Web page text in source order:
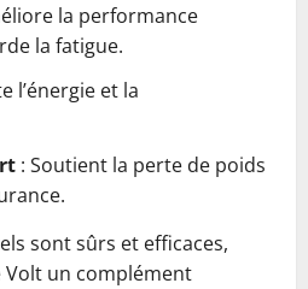
la performance
la fatigue.
l’énergie et la
: Soutient la perte de poids
sont sûrs et efficaces,
un complément